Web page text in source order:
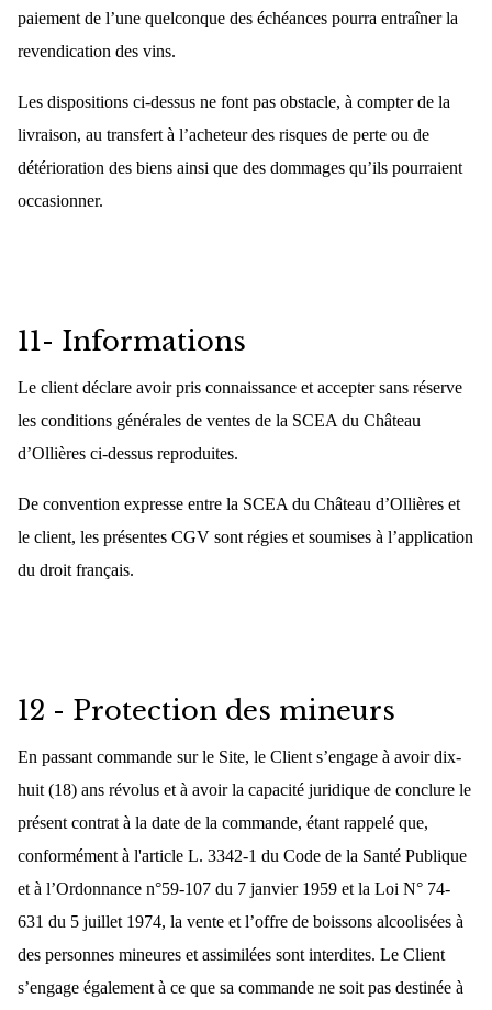
paiement de l’une quelconque des échéances pourra entraîner la
revendication des vins.
Les dispositions ci-dessus ne font pas obstacle, à compter de la
livraison, au transfert à l’acheteur des risques de perte ou de
détérioration des biens ainsi que des dommages qu’ils pourraient
occasionner.
11- Informations
Le client déclare avoir pris connaissance et accepter sans réserve
les conditions générales de ventes de la SCEA du Château
d’Ollières ci-dessus reproduites.
De convention expresse entre la SCEA du Château d’Ollières et
le client, les présentes CGV sont régies et soumises à l’application
du droit français.
12 - Protection des mineurs
En passant commande sur le Site, le Client s’engage à avoir dix-
huit (18) ans révolus et à avoir la capacité juridique de conclure le
présent contrat à la date de la commande, étant rappelé que,
conformément à l'article L. 3342-1 du Code de la Santé Publique
et à l’Ordonnance n°59-107 du 7 janvier 1959 et la Loi N° 74-
631 du 5 juillet 1974, la vente et l’offre de boissons alcoolisées à
des personnes mineures et assimilées sont interdites. Le Client
s’engage également à ce que sa commande ne soit pas destinée à